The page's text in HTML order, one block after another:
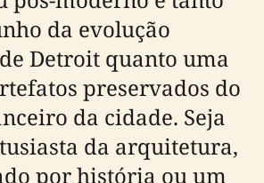
da evolução
Detroit quanto uma
preservados do
da cidade. Seja
da arquitetura,
por história ou um